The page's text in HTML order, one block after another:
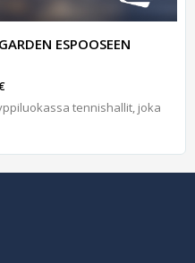
ESPOOSEEN
tennishallit, joka